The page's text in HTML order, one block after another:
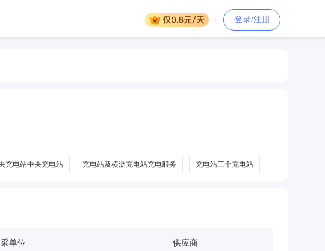
登录/注册
充电站中央充电站 充电站及横沥充电站充电服务 充电站三个充电站
单位 供应商